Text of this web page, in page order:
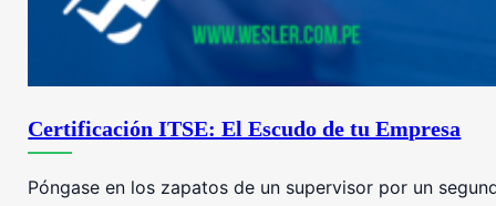
Certificación ITSE: El Escudo de tu Empresa
Póngase en los zapatos de un supervisor por un